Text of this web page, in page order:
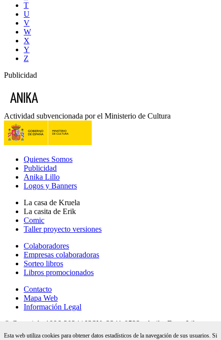
T
U
V
W
X
Y
Z
Publicidad
Actividad subvencionada por el Ministerio de Cultura
Quienes Somos
Publicidad
Anika Lillo
Logos y Banners
La casa de Kruela
La casita de Erik
Comic
Taller proyecto versiones
Colaboradores
Empresas colaboradoras
Sorteo libros
Libros promocionados
Contacto
Mapa Web
Información Legal
© Copyright 1996-2024 | ISSN: 2341-0523 - Anika Entre Libros
revista digital de literatura - 28 años online |
Esta web utiliza cookies para obtener datos estadísticos de la navegación de sus usuarios. Si